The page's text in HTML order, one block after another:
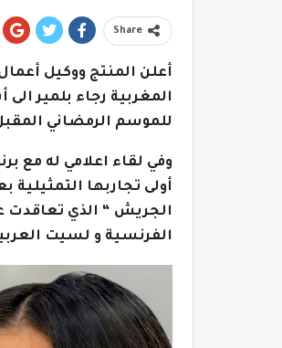
Share
أعلن المنتج ووكيل
المغربية رجاء بلمير
للموسم الرمضاني المقبل
وفي لقاء اعلامي له مع
أولى تجاربها
الجريش “ الذي تعاقدت
الفرنسية و لسيت